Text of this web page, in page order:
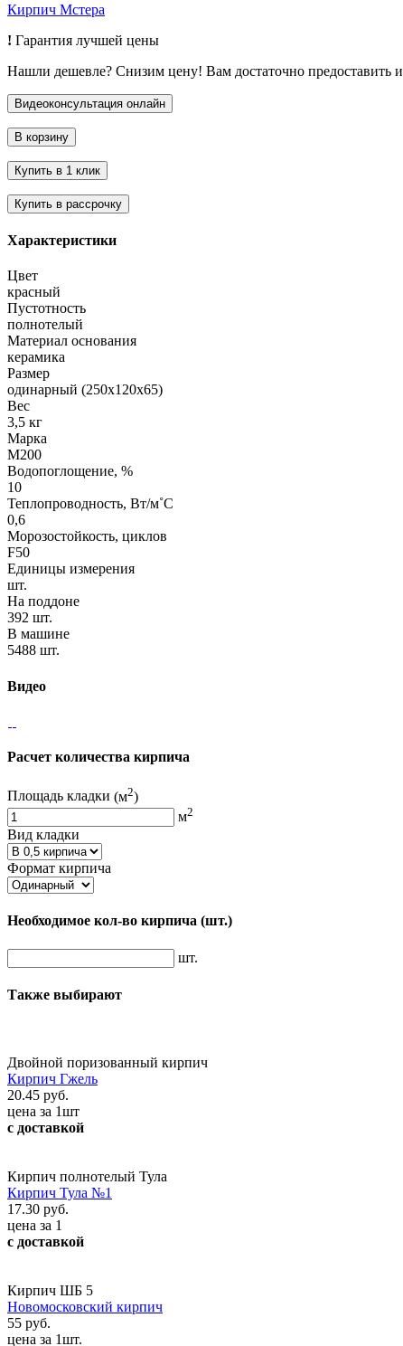
Кирпич Мстера
! Гарантия лучшей цены
Нашли дешевле? Снизим цену! Вам достаточно предоставить
Характеристики
Цвет
красный
Пустотность
полнотелый
Материал основания
керамика
Размер
одинарный (250х120х65)
Вес
3,5 кг
Марка
М200
Водопоглощение, %
10
Теплопроводность, Вт/м˚С
0,6
Морозостойкость, циклов
F50
Единицы измерения
шт.
На поддоне
392 шт.
В машине
5488 шт.
Видео
Расчет количества кирпича
Площадь кладки (м2)
м2
Вид кладки
Формат кирпича
Необходимое кол-во кирпича (шт.)
шт.
Также выбирают
Двойной поризованный кирпич
Кирпич Гжель
20.45 руб.
цена за 1шт
с доставкой
Кирпич полнотелый Тула
Кирпич Тула №1
17.30 руб.
цена за 1
с доставкой
Кирпич ШБ 5
Новомосковский кирпич
55 руб.
цена за 1шт.